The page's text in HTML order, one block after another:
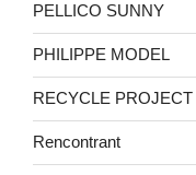
PELLICO SUNNY
PHILIPPE MODEL
RECYCLE PROJECT
Rencontrant